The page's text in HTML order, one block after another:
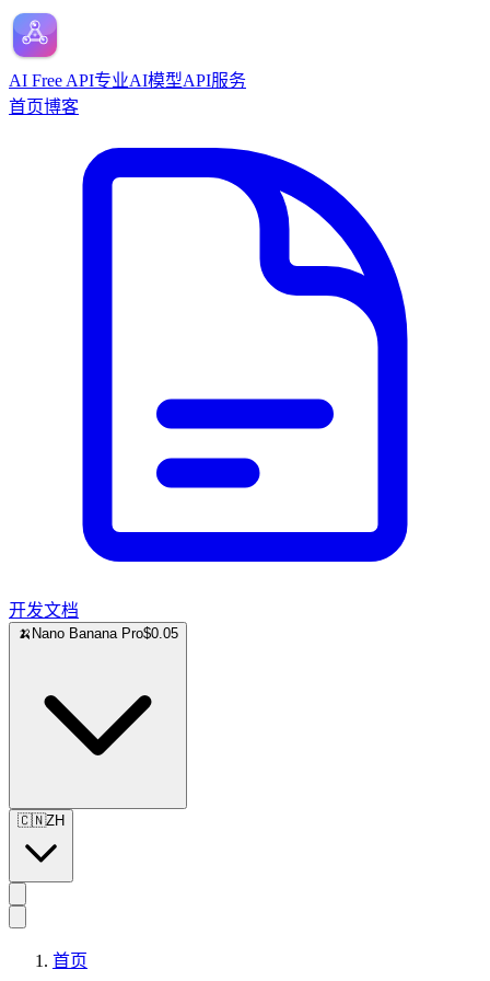
AI Free API专业AI模型API服务
首页博客
开发文档
🍌 Nano Banana Pro$0.05
🇨🇳ZH
首页